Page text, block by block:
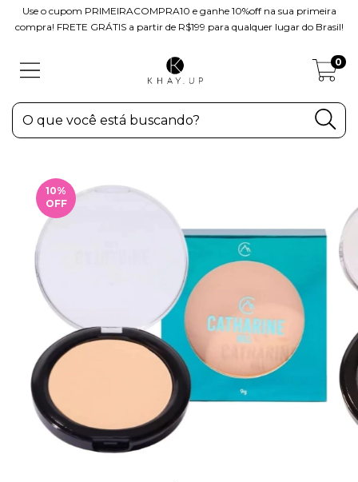
Use o cupom PRIMEIRACOMPRA10 e ganhe 10%off na sua primeira
compra! FRETE GRÁTIS a partir de R$199 para qualquer lugar do Brasil!
0
10%
OFF